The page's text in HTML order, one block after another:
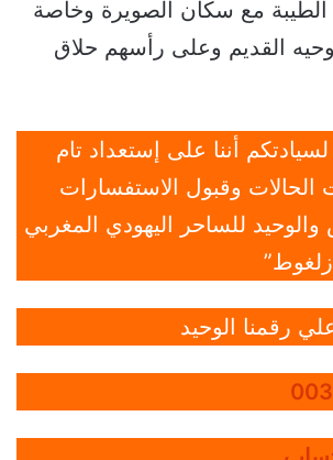
الطيبة مع سكان الصويرة وخاصة
وحيه القديم وعلى رأسهم حلاق
أننا على إستعداد تام
وقبول الاستفسارات
للساحر اليهودي المغربي
رقمنا الوحيد